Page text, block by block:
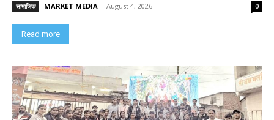
सामाजिक MARKET MEDIA - August 4, 2026 0
Read more